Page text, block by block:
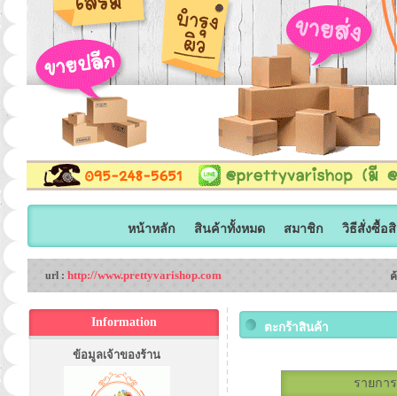
หน้าหลัก สินค้าทั้งหมด สมาชิก วิธีสั่งซื้อ
url : http://www.prettyvarishop.com
Information
ข้อมูลเจ้าของร้าน
ตะกร้าสินค้า
รายกา